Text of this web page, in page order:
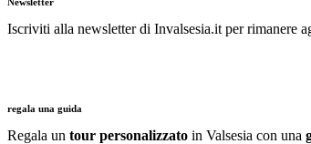
Iscriviti alla newsletter di Invalsesia.it per rimanere
regala una guida
Regala un tour personalizzato in Valsesia con una